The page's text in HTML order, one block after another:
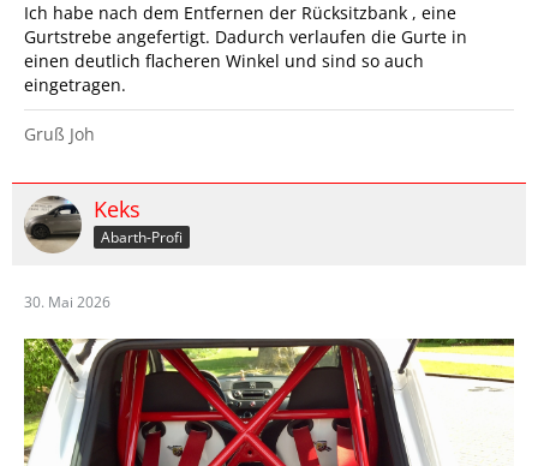
Ich habe nach dem Entfernen der Rücksitzbank , eine
Gurtstrebe angefertigt. Dadurch verlaufen die Gurte in
einen deutlich flacheren Winkel und sind so auch
eingetragen.
Gruß Joh
Keks
Abarth-Profi
30. Mai 2026